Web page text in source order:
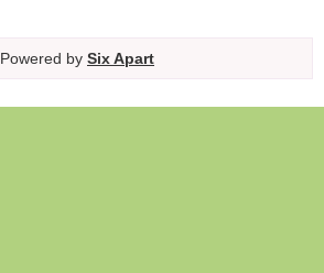
Powered by Six Apart